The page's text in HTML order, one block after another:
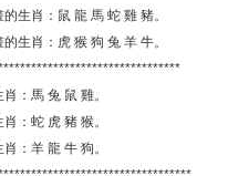
生肖：鼠 龍 馬 蛇 雞 豬。
的生肖：虎 猴 狗 兔 羊 牛。
：馬 兔 鼠 雞。
：蛇 虎 豬 猴。
肖：羊 龍 牛 狗。